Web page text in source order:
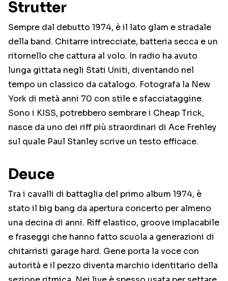
Strutter
Sempre dal debutto 1974, è il lato glam e stradale
della band. Chitarre intrecciate, batteria secca e un
ritornello che cattura al volo. In radio ha avuto
lunga gittata negli Stati Uniti, diventando nel
tempo un classico da catalogo. Fotografa la New
York di metà anni 70 con stile e sfacciataggine.
Sono i KISS, potrebbero sembrare i Cheap Trick,
nasce da uno dei riff più straordinari di Ace Frehley
sul quale Paul Stanley scrive un testo efficace.
Deuce
Tra i cavalli di battaglia del primo album 1974, è
stato il big bang da apertura concerto per almeno
una decina di anni. Riff elastico, groove implacabile
e fraseggi che hanno fatto scuola a generazioni di
chitarristi garage hard. Gene porta la voce con
autorità e il pezzo diventa marchio identitario della